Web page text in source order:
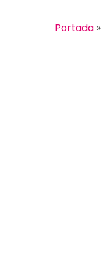
Portada »